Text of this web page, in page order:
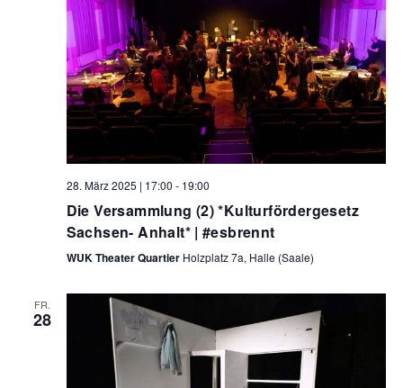
28. März 2025 | 17:00 - 19:00
Die Versammlung (2) *Kulturfördergesetz
Sachsen- Anhalt* | #esbrennt
WUK Theater Quartier Holzplatz 7a, Halle (Saale)
FR.
28